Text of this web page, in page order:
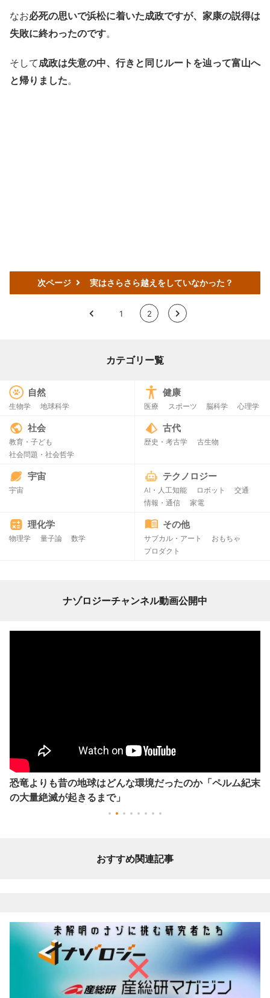
なお必死の思いで浜松に着いた成政ですが、家康の説得は
失敗に終わったのです。
そして成政は失意の中、行きと同じルートを辿って富山へ
と帰りました。
次ページ 実はさらさら越えをしていなかった？
< 1 2 >
カテゴリー覧
自然
生物学 地球科学
健康
医療 スポーツ 脳科学 心理学
社会
教育・子ども
社会問題・社会哲学
古代
歴史・考古学 古生物
宇宙
宇宙
テクノロジー
AI・人工知能 ロボット
交通
情報・通信
家電
理化学
物理学 量子論 数学
その他
サブカル・アート
おもちゃ
プロダクト
ナゾロジーチャンネル動画公開中
恐竜よりも昔の地球はどんな環境だったのか「ペルム紀末
の大量絶滅が起きるまで」
おすすめ関連記事